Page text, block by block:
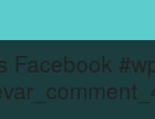
Facebook